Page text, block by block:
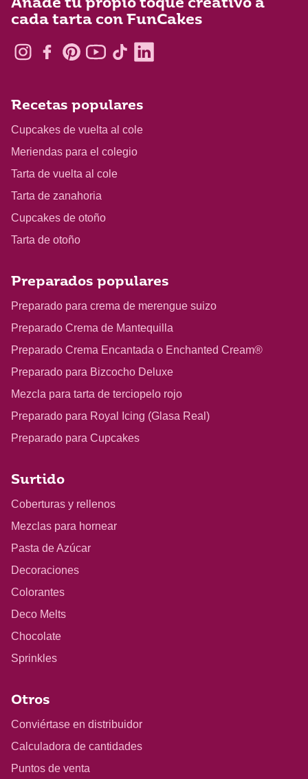
Añade tu propio toque creativo a
cada tarta con FunCakes
Recetas populares
Cupcakes de vuelta al cole
Meriendas para el colegio
Tarta de vuelta al cole
Tarta de zanahoria
Cupcakes de otoño
Tarta de otoño
Preparados populares
Preparado para crema de merengue suizo
Preparado Crema de Mantequilla
Preparado Crema Encantada o Enchanted Cream®
Preparado para Bizcocho Deluxe
Mezcla para tarta de terciopelo rojo
Preparado para Royal Icing (Glasa Real)
Preparado para Cupcakes
Surtido
Coberturas y rellenos
Mezclas para hornear
Pasta de Azúcar
Decoraciones
Colorantes
Deco Melts
Chocolate
Sprinkles
Otros
Conviértase en distribuidor
Calculadora de cantidades
Puntos de venta